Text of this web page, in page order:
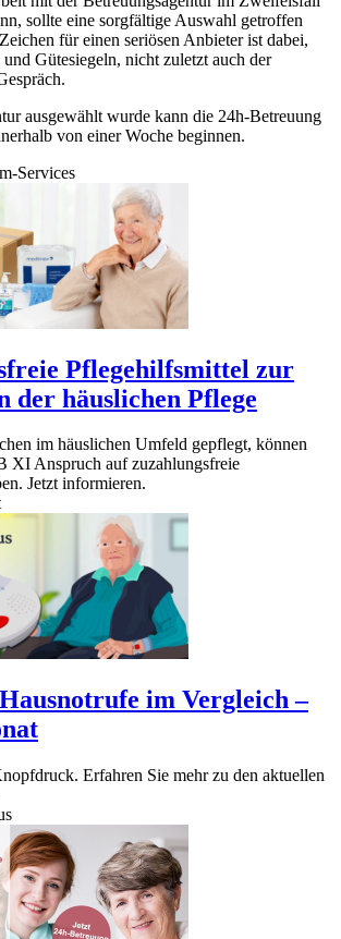
sollte eine sorgfältige Auswahl getroffen
für einen seriösen Anbieter ist dabei,
Gütesiegeln, nicht zuletzt auch der
ausgewählt wurde kann die 24h-Betreuung
von einer Woche beginnen.
Services
Pflegehilfsmittel zur
der häuslichen Pflege
im häuslichen Umfeld gepflegt, können
XI Anspruch auf zuzahlungsfreie
Jetzt informieren.
im Vergleich –
Erfahren Sie mehr zu den aktuellen